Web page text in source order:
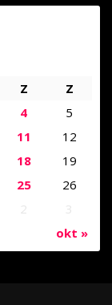
okt »
Z
Z
4
5
11
12
18
19
25
26
2 3